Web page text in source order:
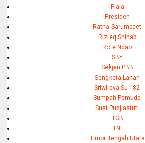
Piala
Presiden
Ratna Sarumpaet
Rizieq Shihab
Rote Ndao
SBY
Sekjen PBB
Sengketa Lahan
Sriwijaya SJ-182
Sumpah Pemuda
Susi Pudjiastuti
TGB
TNI
Timor Tengah Utara